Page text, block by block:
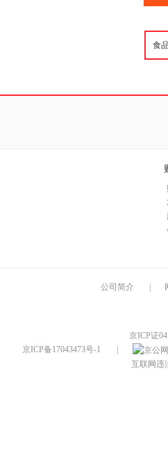
公司简介
京ICP证
京ICP备17043473号-1
互联网违